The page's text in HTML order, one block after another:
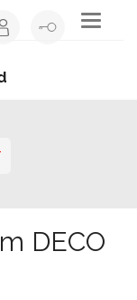
Toggle
DECO